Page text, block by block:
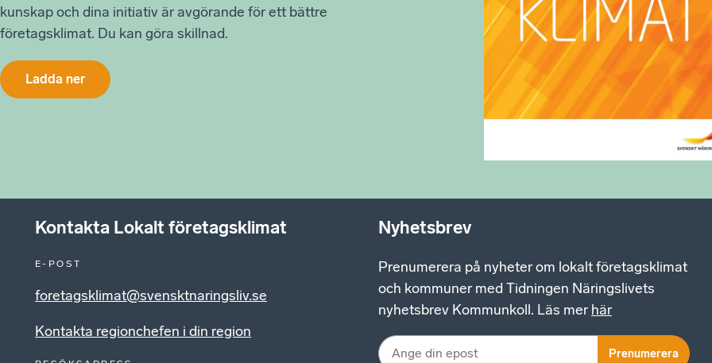
kunskap och dina initiativ är avgörande för ett bättre
företagsklimat. Du kan göra skillnad.
Ladda ner
Kontakta Lokalt företagsklimat
E-POST
foretagsklimat@svensktnaringsliv.se
Kontakta regionchefen i din region
Nyhetsbrev
Prenumerera på nyheter om lokalt företagsklimat
och kommuner med Tidningen Näringslivets
nyhetsbrev Kommunkoll. Läs mer här
Prenumerera